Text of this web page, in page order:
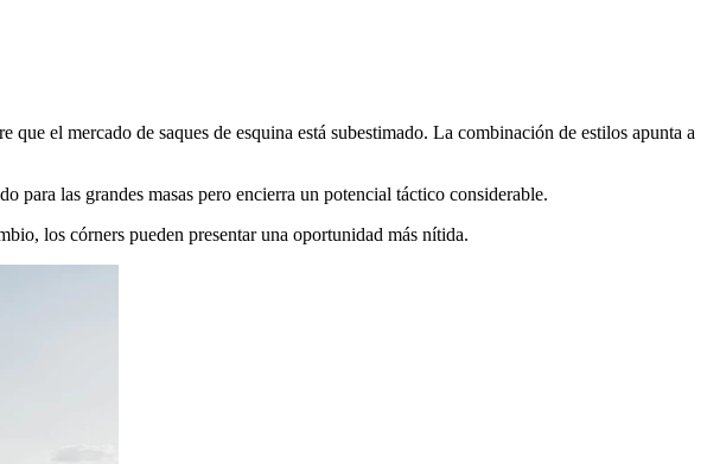
el mercado de saques de esquina está subestimado. La combinación de estilos apunta a
las grandes masas pero encierra un potencial táctico considerable.
los córners pueden presentar una oportunidad más nítida.